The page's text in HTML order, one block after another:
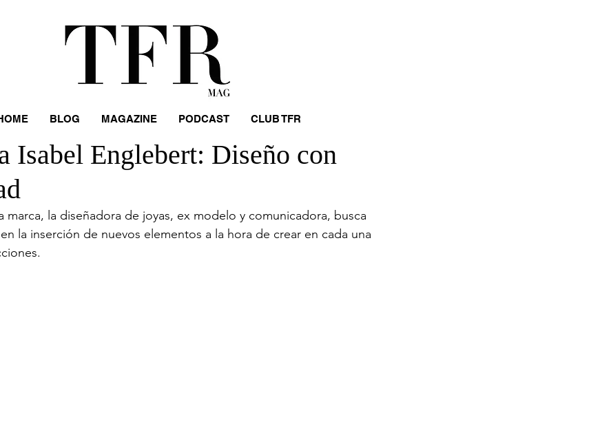
Isabel Englebert: Diseño con
marca, la diseñadora de joyas, ex modelo y comunicadora, busca
la inserción de nuevos elementos a la hora de crear en cada una
BLOG MAGAZINE PODCAST CLUB TFR